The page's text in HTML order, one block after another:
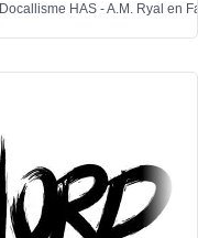
Docallisme HAS - A.M. Ryal en